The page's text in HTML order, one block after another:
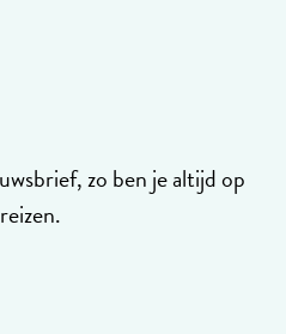
zo ben je altijd op